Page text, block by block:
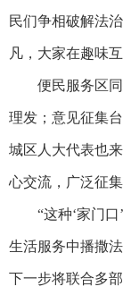
民们争相破解法
凡，大家在趣味
便民服务区同
理发；意见征集
城区人大代表也
心交流，广泛征
“这种‘家门口’
生活服务中播撒
下一步将联合多